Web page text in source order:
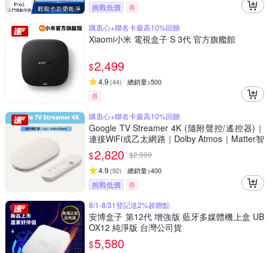
挑戰低價
券
購衷心+聯名卡最高10%回饋
Xiaomi小米 電視盒子 S 3代 官方旗艦館
$2,499
4.9 (44) 總銷量>500
券
購衷心+聯名卡最高10%回饋
Google TV Streamer 4K (隨附聲控/遙控器)｜
連接WiFi或乙太網路｜Dolby Atmos｜Matter智
慧串聯｜安裝App播放Netflix/Disney+/Youtube
$2,820 $2,999
4.9 (92) 總銷量>400
挑戰低價
券
8/1-8/31登記送2%超贈點
安博盒子 第12代 增強版 藍牙多媒體機上盒 UB
OX12 純淨版 台灣公司貨
$5,580